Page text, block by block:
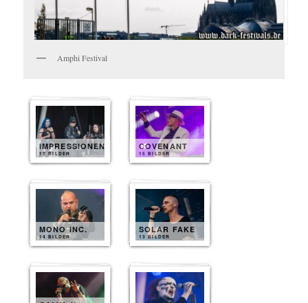
Amphi Festival
IMPRESSIONEN
12 BILDER
COVENANT
15 BILDER
MONO INC.
14 BILDER
SOLAR FAKE
13 BILDER